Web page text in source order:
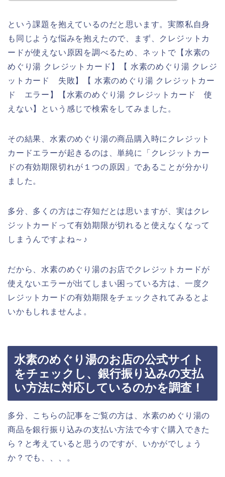
という課題を抱えているのだと思います。実際私自身
も同じような悩みを抱えたので、まず、クレジットカ
ードが使えない原因を調べるため、ネットで【水素の
めぐり湯 クレジットカード】【 水素のめぐり湯 クレジ
ットカード 失敗】【 水素のめぐり湯 クレジットカー
ド エラー】【水素のめぐり湯 クレジットカード 使
えない】という感じで検索をしてみました。
その結果、水素のめぐり湯の商品購入時にクレジット
カードエラーが起きるのは、単純に「クレジットカー
ドの有効期限切れが１つの原因」であることが分かり
ました。
多分、多くの方はご存知だとは思いますが、実はクレ
ジットカードって有効期限が切れると使えなくなって
しまうんですよね～♪
だから、水素のめぐり湯のお店でクレジットカードが
使えないエラーが出てしまい困っている方は、一度ク
レジットカードの有効期限をチェックされてみるとよ
いかもしれませんよ。
水素のめぐり湯のお店の公式サイト
をチェックし、銀行振り込みの支払
い方法に対応しているのかを調査！
多分、こちらの記事をご覧の方は、水素のめぐり湯の
商品を銀行振り込みの支払い方法で今すぐ購入できた
ら？と考えていると思うのですが、いかがでしょう
か？でも、、、。